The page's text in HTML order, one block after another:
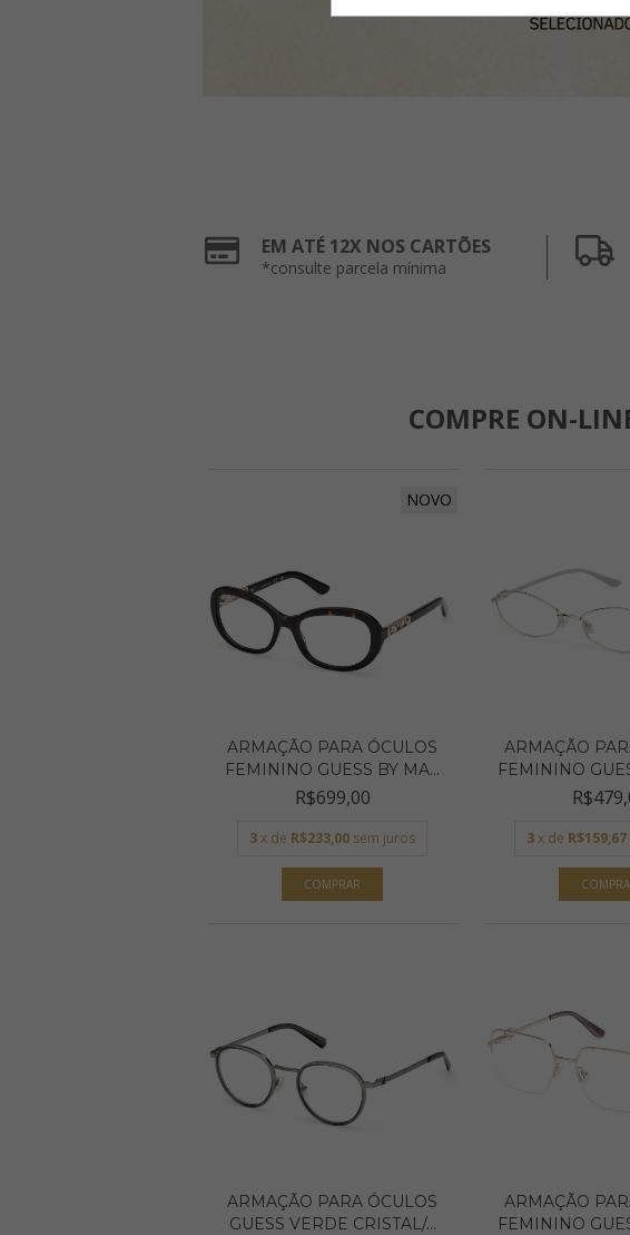
EM ATÉ 12X NOS CARTÕES
*consulte parcela mínima
COMPRE ON-
NOVO
ARMAÇÃO PARA ÓCULOS
FEMININO GUESS BY MA...
R$699,00
3 x de R$233,00 sem juros
ARMAÇÃO
FEMININO
3x de R$159,67
ARMAÇÃO PARA ÓCULOS
GUESS VERDE CRISTAL/...
ARMAÇÃO
FEMININO